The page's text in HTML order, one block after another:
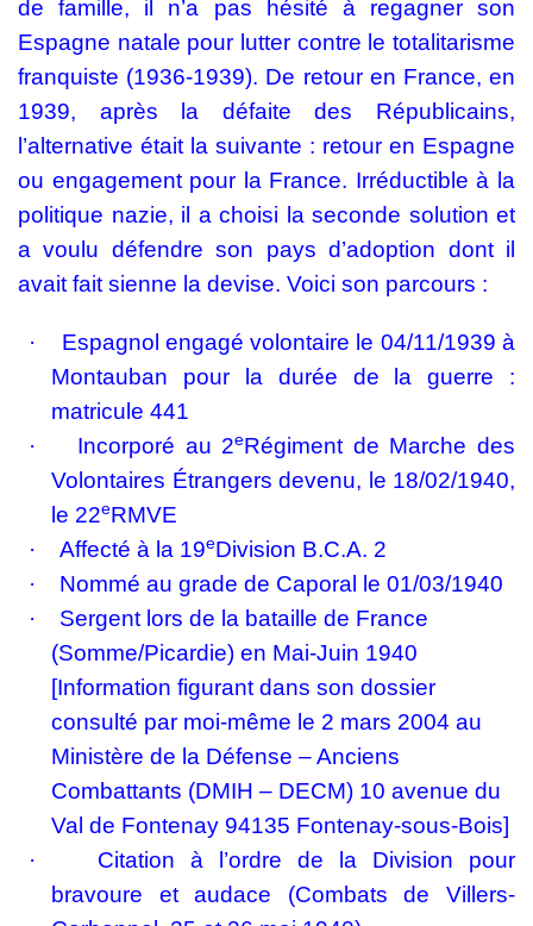
de famille, il n’a pas hésité à regagner son
Espagne natale pour lutter contre le totalitarisme
franquiste (1936-1939). De retour en France, en
1939, après la défaite des Républicains,
l’alternative était la suivante : retour en Espagne
ou engagement pour la France. Irréductible à la
politique nazie, il a choisi la seconde solution et
a voulu défendre son pays d’adoption dont il
avait fait sienne la devise. Voici son parcours :
·
Espagnol engagé volontaire le 04/11/1939 à
Montauban pour la durée de la guerre :
matricule 441
·
Incorporé au 2eRégiment de Marche des
Volontaires Étrangers devenu, le 18/02/1940,
le 22eRMVE
·
Affecté à la 19eDivision B.C.A. 2
·
Nommé au grade de Caporal le 01/03/1940
·
Sergent lors de la bataille de France
(Somme/Picardie) en Mai-Juin 1940
[Information figurant dans son dossier
consulté par moi-même le 2 mars 2004 au
Ministère de la Défense – Anciens
Combattants (DMIH – DECM) 10 avenue du
Val de Fontenay 94135 Fontenay-sous-Bois]
·
Citation à l’ordre de la Division pour
bravoure et audace (Combats de Villers-